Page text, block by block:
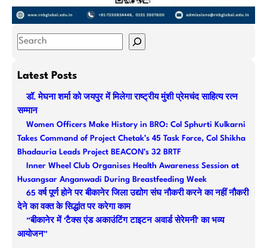
S
aLatest Posts
डॉ. मेघना शर्मा को जयपुर में मिलेगा राष्ट्रीय मुंशी प्रेमचंद साहित्य रत्न
सम्मान
Women Officers Make History in BRO: Col Sphurti Kulkarni
Takes Command of Project Chetak’s 45 Task Force, Col Shikha
Bhadauria Leads Project BEACON’s 32 BRTF
Inner Wheel Club Organises Health Awareness Session at
Husangsar Anganwadi During Breastfeeding Week
65 वर्ष पूर्ण होने पर बीकानेर जिला उद्योग संघ नौकरी करने का नहीं नौकरी
देने का वक्त के सिद्धांत पर करेगा काम
“बीकानेर में ‘टैक्स एंड अकाउंटिंग टाइटन अवार्ड सेरेमनी’ का भव्य
आयोजन”